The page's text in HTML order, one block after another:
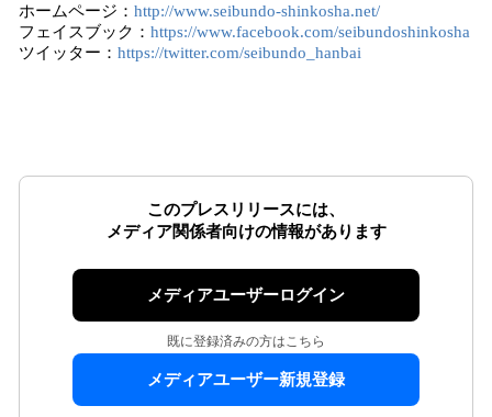
ホームページ： http://www.seibundo-shinkosha.net/
フェイスブック： https://www.facebook.com/seibundoshinkosha
ツイッター： https://twitter.com/seibundo_hanbai
このプレスリリースには、
メディア関係者向けの情報があります
メディアユーザーログイン
既に登録済みの方はこちら
メディアユーザー新規登録